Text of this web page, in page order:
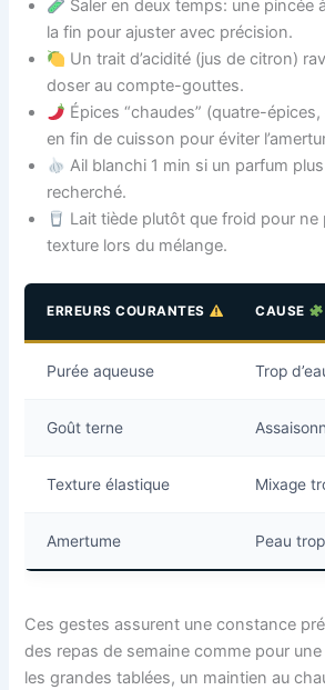
Saler en deux temps: une pincée
la fin pour ajuster avec précision.
Un trait d’acidité (jus de citron)
doser au compte-gouttes.
Épices “chaudes” (quatre-
en fin de cuisson pour éviter
Ail blanchi 1 min si un parfum
recherché.
Lait tiède plutôt que froid pour ne
texture lors du mélange.
ERREURS COURANTES CAUSE
Purée aqueuse Trop
Goût terne
Texture élastique Mixage
Amertume Peau
Ces gestes assurent une constance
des repas de semaine comme pour
les grandes tablées, un maintien au